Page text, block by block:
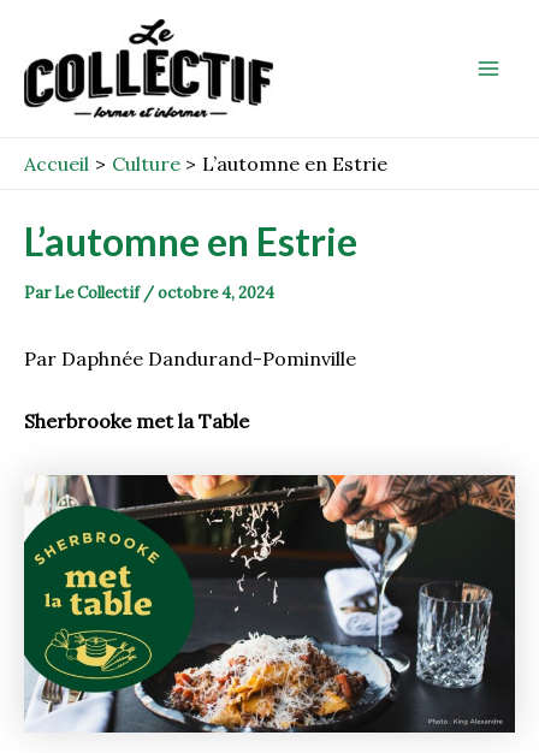
contenu
Accueil Culture L’automne en Estrie
L’automne en Estrie
ParLe Collectif /octobre 4, 2024
Par Daphnée Dandurand-Pominville
Sherbrooke met la Table
navigation